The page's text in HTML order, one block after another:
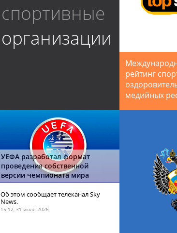
спортивные
организации
рейтинг
медийных
УЕФА разработал формат
проведения собственной
версии чемпионата мира
Об этом сообщает телеканал Sky
News.
15:12, 31 июля 2026